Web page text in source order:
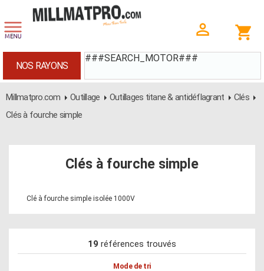
###SEARCH_MOTOR###
NOS RAYONS
Millmatpro.com Outillage Outillages titane & antidéflagrant
Clés
Clés à fourche simple
Clés à fourche simple
Clé à fourche simple isolée 1000V
19 références trouvés
Mode de tri